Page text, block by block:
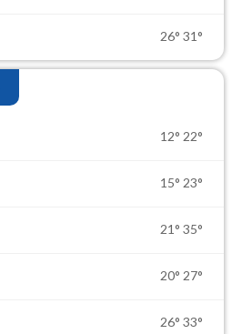
26° 31°
12° 22°
15° 23°
21° 35°
20° 27°
26° 33°